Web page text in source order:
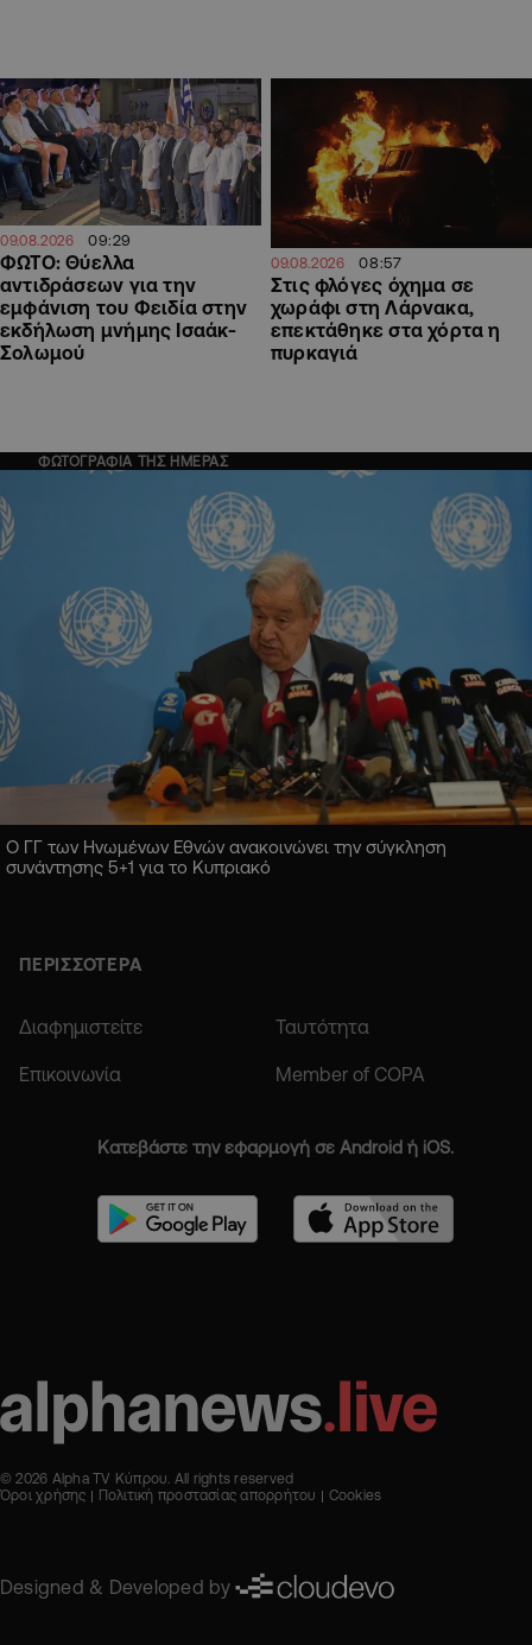
09.08.2026 09:29
ΦΩΤΟ: Θύελλα
αντιδράσεων για την
εμφάνιση του Φειδία στην
εκδήλωση μνήμης Ισαάκ-
Σολωμού
09.08.2026 08:57
Στις φλόγες όχημα σε
χωράφι στη Λάρνακα,
επεκτάθηκε στα χόρτα η
πυρκαγιά
ΦΩΤΟΓΡΑΦΙΑ ΤΗΣ ΗΜΕΡΑΣ
Ο ΓΓ των Ηνωμένων Εθνών ανακοινώνει την σύγκληση
συνάντησης 5+1 για το Κυπριακό
ΠΕΡΙΣΣΟΤΕΡΑ
Διαφημιστείτε Ταυτότητα
Επικοινωνία Member of COPA
Κατεβάστε την εφαρμογή σε Android ή iOS.
© 2026 Alpha TV Κύπρου. All rights reserved
Όροι χρήσης
Πολιτική προστασίας απορρήτου Cookies
Designed & Developed by